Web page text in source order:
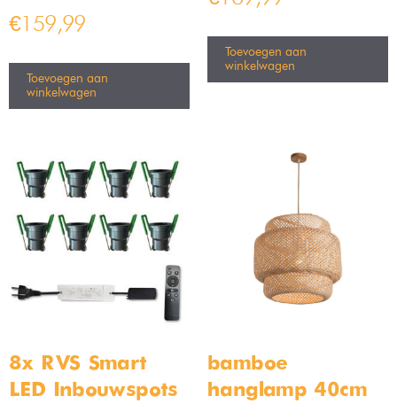
Inbouwspot armaturen IP20
Kantelbaar zwart
Op voorraad
€4,99
Bamled – Lola GU10
Inbouwspot armaturen IP20
Op voorraad